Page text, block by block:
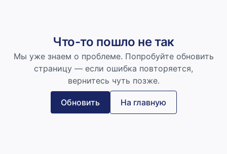
Что-то пошло не так
Мы уже знаем о проблеме. Попробуйте обновить
страницу — если ошибка повторяется,
вернитесь чуть позже.
Обновить На главную